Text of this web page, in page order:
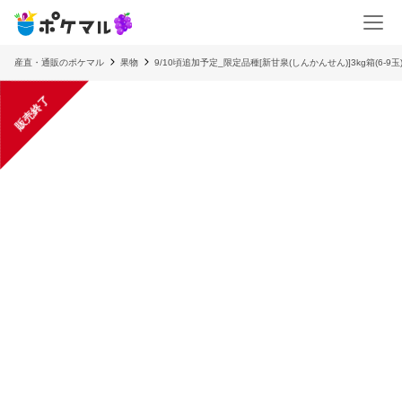
産直・通販のポケマル 果物 9/10頃追加予定_限定品種[新甘泉(しんかんせん)]3kg箱(6-9玉)
販売終了